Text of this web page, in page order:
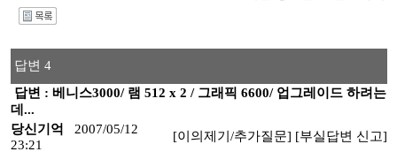
답변 4
답변 : 베니스3000/ 램 512 x 2 / 그래픽 6600/ 업그레이드 하려는
데...
당신기억
2007/05/12
23:21
[이의제기/추가질문] [부실답변 신고]